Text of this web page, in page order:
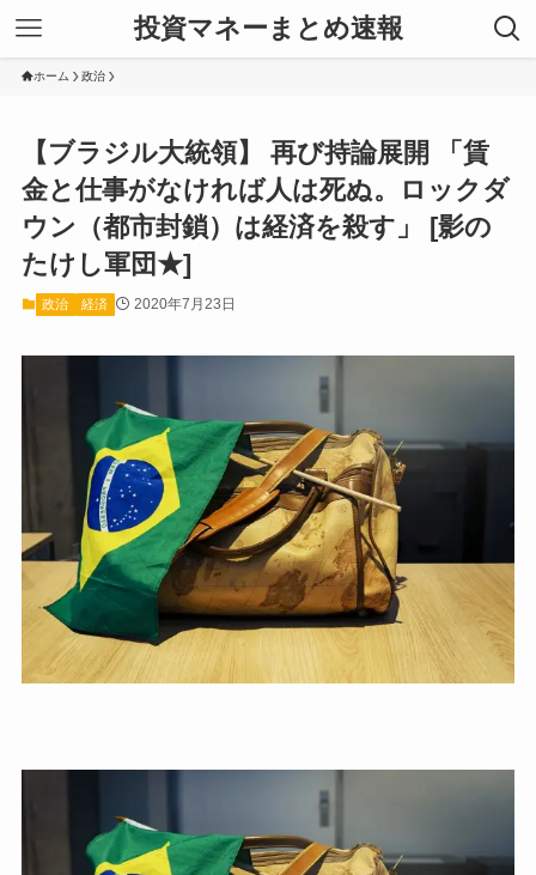
投資マネーまとめ速報
ホーム 政治
【ブラジル大統領】 再び持論展開 「賃
金と仕事がなければ人は死ぬ。ロックダ
ウン（都市封鎖）は経済を殺す」 [影の
たけし軍団★]
政治 経済 2020年7月23日